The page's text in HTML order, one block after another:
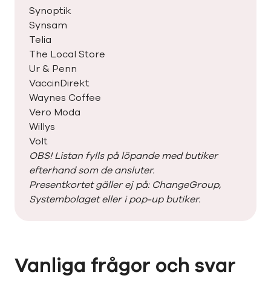
Synoptik
Synsam
Telia
The Local Store
Ur & Penn
VaccinDirekt
Waynes Coffee
Vero Moda
Willys
Volt
OBS! Listan fylls på löpande med butiker
efterhand som de ansluter.
Presentkortet gäller ej på: ChangeGroup,
Systembolaget eller i pop-up butiker.
Vanliga frågor och svar